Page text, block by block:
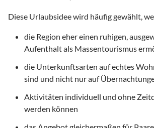
Diese Urlaubsidee wird häufig gewählt,
die Region eher einen ruhigen,
Aufenthalt als Massentourismus
die Unterkunftsarten auf echtes
sind und nicht nur auf
Aktivitäten individuell und ohne
werden können